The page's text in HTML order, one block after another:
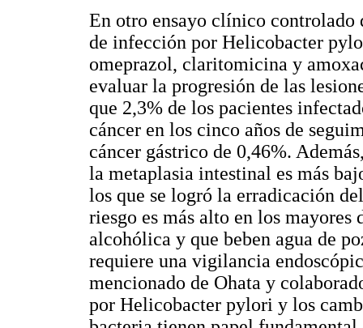
En otro ensayo clínico controlado
de infección por Helicobacter
omeprazol, claritomicina y
evaluar la progresión de las
que 2,3% de los pacientes
cáncer en los cinco años de
cáncer gástrico de 0,46%.
la metaplasia intestinal es más
los que se logró la erradicación
riesgo es más alto en los mayores
alcohólica y que beben agua de
requiere una vigilancia
mencionado de Ohata y
por Helicobacter pylori y los